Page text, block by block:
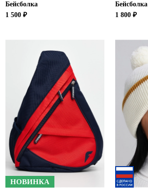
Бейсболка
1 500 ₽
Бейсболка
1 800 ₽
НОВИНКА